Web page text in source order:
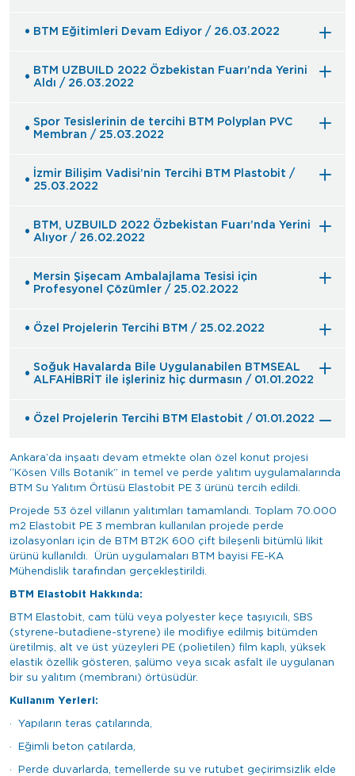
BTM Eğitimleri Devam Ediyor / 26.03.2022
BTM UZBUILD 2022 Özbekistan Fuarı’nda Yerini
Aldı / 26.03.2022
Spor Tesislerinin de tercihi BTM Polyplan PVC
Membran / 25.03.2022
İzmir Bilişim Vadisi’nin Tercihi BTM Plastobit /
25.03.2022
BTM, UZBUILD 2022 Özbekistan Fuarı’nda Yerini
Alıyor / 26.02.2022
Mersin Şişecam Ambalajlama Tesisi için
Profesyonel Çözümler / 25.02.2022
Özel Projelerin Tercihi BTM / 25.02.2022
Soğuk Havalarda Bile Uygulanabilen BTMSEAL
ALFAHİBRİT ile işleriniz hiç durmasın / 01.01.2022
Özel Projelerin Tercihi BTM Elastobit / 01.01.2022
Ankara’da inşaatı devam etmekte olan özel konut projesi
“Kösen Vills Botanik” in temel ve perde yalıtım uygulamalarında
BTM Su Yalıtım Örtüsü Elastobit PE 3 ürünü tercih edildi.
Projede 53 özel villanın yalıtımları tamamlandı. Toplam 70.000
m2 Elastobit PE 3 membran kullanılan projede perde
izolasyonları için de BTM BT2K 600 çift bileşenli bitümlü likit
ürünü kullanıldı. Ürün uygulamaları BTM bayisi FE-KA
Mühendislik tarafından gerçekleştirildi.
BTM Elastobit Hakkında:
BTM Elastobit, cam tülü veya polyester keçe taşıyıcılı, SBS
(styrene-butadiene-styrene) ile modifiye edilmiş bitümden
üretilmiş, alt ve üst yüzeyleri PE (polietilen) film kaplı, yüksek
elastik özellik gösteren, şalümo veya sıcak asfalt ile uygulanan
bir su yalıtım (membranı) örtüsüdür.
Kullanım Yerleri:
· Yapıların teras çatılarında,
· Eğimli beton çatılarda,
· Perde duvarlarda, temellerde su ve rutubet geçirimsizlik elde